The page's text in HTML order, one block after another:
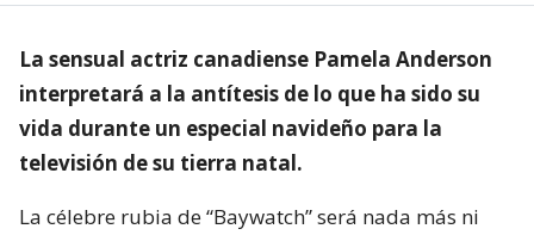
La sensual actriz canadiense Pamela Anderson
interpretará a la antítesis de lo que ha sido su
vida durante un especial navideño para la
televisión de su tierra natal.
La célebre rubia de “Baywatch” será nada más ni